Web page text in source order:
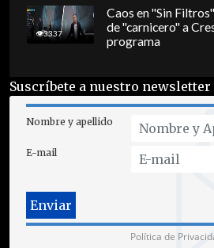
3337
Caos en "Sin
de "carnicero" a
programa
Suscríbete a nuestro newsletter
Nombre y apellido
E-mail
Política de